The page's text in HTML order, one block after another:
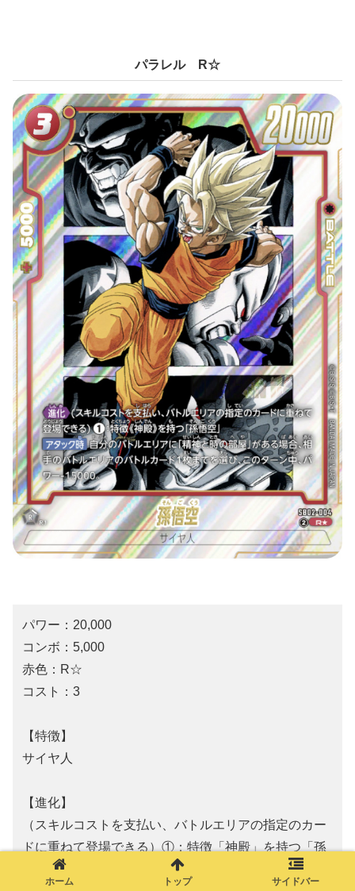
パラレル R☆
パワー：20,000
コンボ：5,000
赤色：R☆
コスト：3
【特徴】
サイヤ人
【進化】
（スキルコストを支払い、バトルエリアの指定のカー
ドに重ねて登場できる）①：特徴「神殿」を持つ「孫
悟空」
ホーム トップ サイドバー